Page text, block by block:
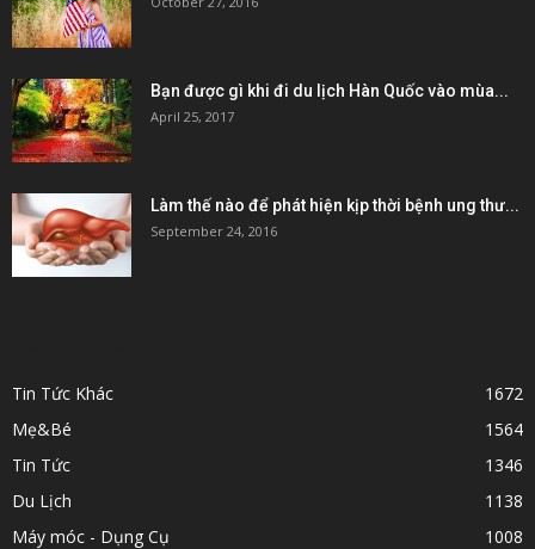
Bạn được gì khi đi du lịch Hàn Quốc vào mùa...
April 25, 2017
Làm thế nào để phát hiện kịp thời bệnh ung thư...
September 24, 2016
Tin Tức Khác
1672
Mẹ&Bé
1564
Tin Tức
1346
Du Lịch
1138
Máy móc - Dụng Cụ
1008